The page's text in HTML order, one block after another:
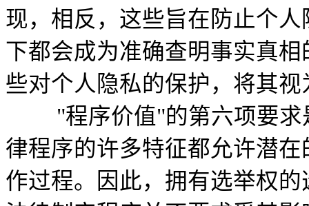
现，相反，这些旨在防止个
下都会成为准确查明事实真
些对个人隐私的保护，将其
"程序价值"的第六项要求是
律程序的许多特征都允许潜
作过程。因此，拥有选举权